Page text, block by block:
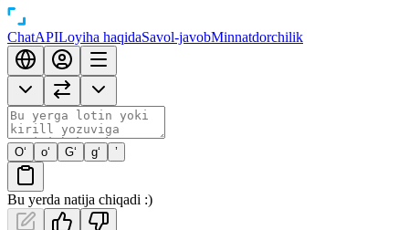
ChatAPILoyiha haqidaSavol-javobMinnatdorchilik
O‘ o‘ G‘ g‘ ’
Bu yerda natija chiqadi :)